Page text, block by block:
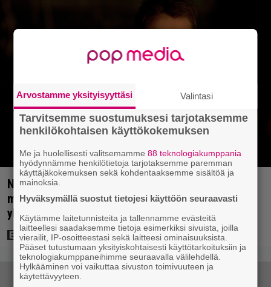
Nyt Netflixissä: Christopher Nolanin viiden tähden
mysteerileffa – ”Huikean hienosti kirjoitettu
yllätyskäänteiden sarja”
Arvostamme yksityisyyttäsi Valintasi
Tarvitsemme suostumuksesi tarjotaksemme
henkilökohtaisen käyttökokemuksen
Me ja huolellisesti valitsemamme88 teknologiakumppania
hyödynnämme henkilötietoja tarjotaksemme paremman
käyttäjäkokemuksen sekä kohdentaaksemme sisältöä ja
mainoksia.
Hyväksymällä suostut tietojesi käyttöön seuraavasti
Käytämme laitetunnisteita ja tallennamme evästeitä
laitteellesi saadaksemme tietoja esimerkiksi sivuista, joilla
vierailit, IP-osoitteestasi sekä laitteesi ominaisuuksista.
Pääset tutustumaan yksityiskohtaisesti käyttötarkoituksiin ja
teknologiakumppaneihimme seuraavalla välilehdellä.
Hylkääminen voi vaikuttaa sivuston toimivuuteen ja
käytettävyyteen.